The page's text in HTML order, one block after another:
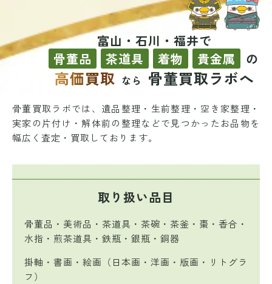
富山・石川・福井で
骨董品
茶道具 着物 貴金属 の
高価買取 なら 骨董買取ラボへ
骨董買取ラボでは、遺品整理・生前整理・空き家整理・
実家の片付け・解体前の整理などで見つかったお品物を
幅広く査定・買取しております。
取り扱い品目
骨董品・美術品・茶道具・茶碗・茶釜・棗・香合・
水指・煎茶道具・鉄瓶・銀瓶・銅器
掛軸・書画・絵画（日本画・洋画・版画・リトグラ
フ）